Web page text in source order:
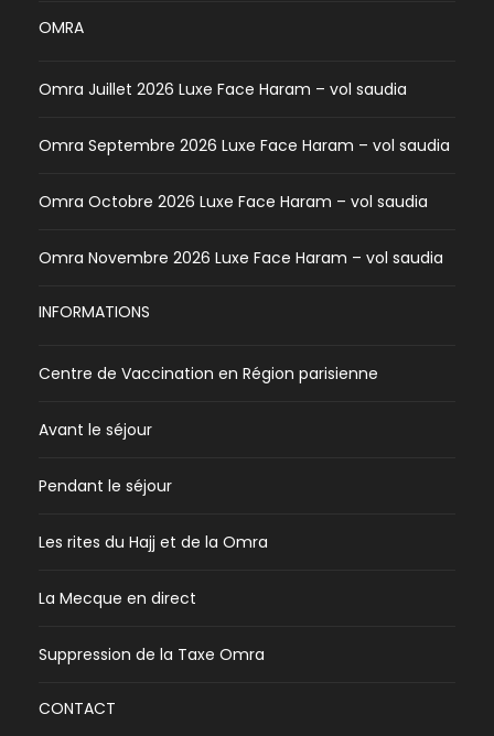
OMRA
Omra Juillet 2026 Luxe Face Haram – vol saudia
Omra Septembre 2026 Luxe Face Haram – vol saudia
Omra Octobre 2026 Luxe Face Haram – vol saudia
Omra Novembre 2026 Luxe Face Haram – vol saudia
INFORMATIONS
Centre de Vaccination en Région parisienne
Avant le séjour
Pendant le séjour
Les rites du Hajj et de la Omra
La Mecque en direct
Suppression de la Taxe Omra
CONTACT